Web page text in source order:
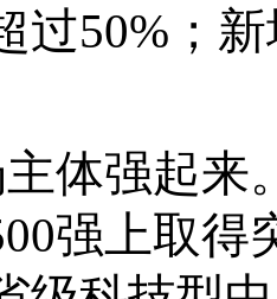
过50% ；
体强起来
强上取得